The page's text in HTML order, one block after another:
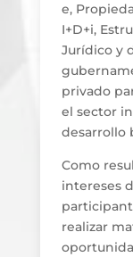
e,
I+D+i,
Jurídico y
privado
el sector
desarrollo
Como
intereses
realizar